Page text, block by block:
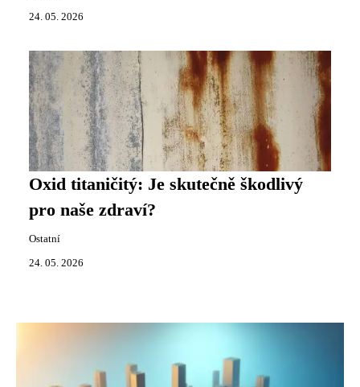
24. 05. 2026
Oxid titaničitý: Je skutečně škodlivý
pro naše zdraví?
Ostatní
24. 05. 2026